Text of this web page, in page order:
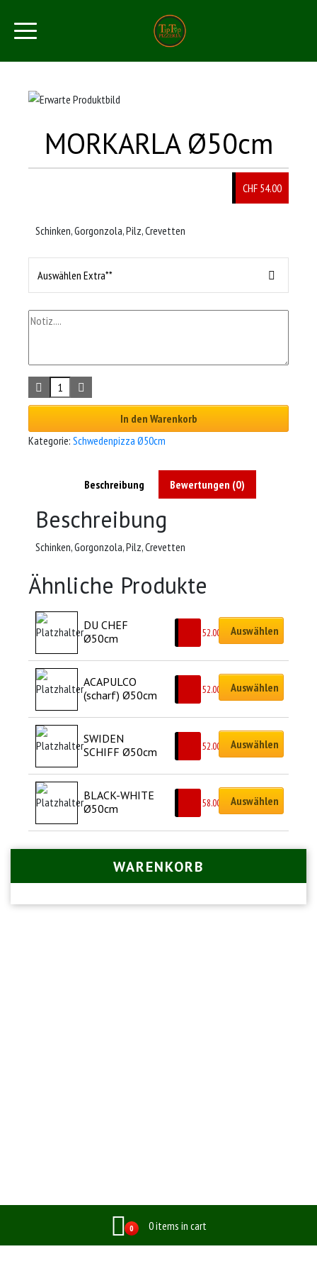
0 0 items in cart
MORKARLA Ø50cm
CHF 54.00
Schinken, Gorgonzola, Pilz, Crevetten
Auswählen Extra**
In den Warenkorb
Kategorie: Schwedenpizza Ø50cm
Beschreibung Bewertungen (0)
Beschreibung
Schinken, Gorgonzola, Pilz, Crevetten
Ähnliche Produkte
DU CHEF
Ø50cm
52.00 Auswählen
ACAPULCO
(scharf) Ø50cm
52.00 Auswählen
SWIDEN
SCHIFF Ø50cm
52.00 Auswählen
BLACK-WHITE
Ø50cm
58.00 Auswählen
WARENKORB